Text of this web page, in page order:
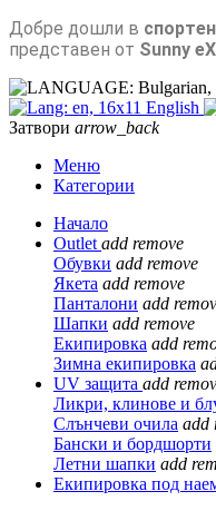
Добре дошли в
представен от Sunny
English
Затвори arrow_back
Меню
Категории
Начало
Outlet add remove
Обувки add remove
Якета add remove
Панталони add
Шапки add remove
Екипировка add
Зимна екипировка
UV защита add
Ликри, клинове и
Слънчеви очила add
Бански и бордшорти
Летни шапки add
Екипировка под